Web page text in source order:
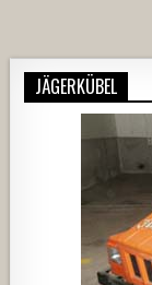
JÄGERKÜBEL